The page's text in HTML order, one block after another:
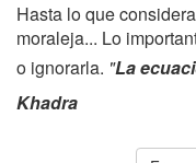
Hasta lo que
moraleja... Lo
o ignorarla. "La
Khadra